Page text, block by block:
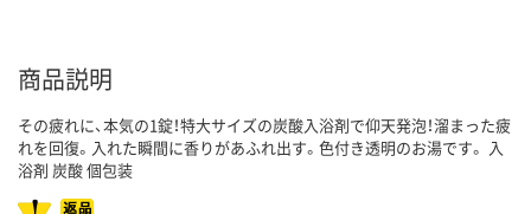
商品説明
その疲れに、本気の1錠！特大サイズの炭酸入浴剤で仰天発泡！溜まった疲
れを回復。入れた瞬間に香りがあふれ出す。色付き透明のお湯です。 入
浴剤 炭酸 個包装